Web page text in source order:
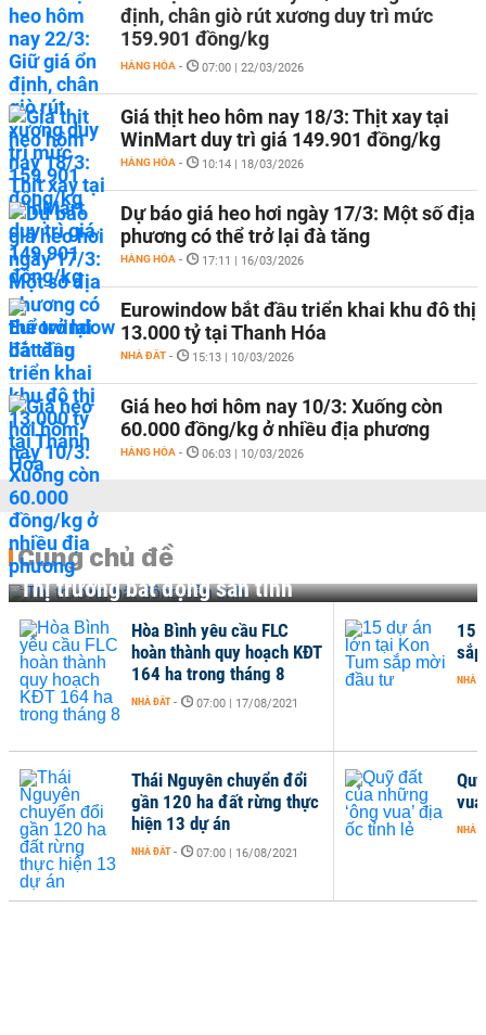
định, chân giò rút xương duy trì mức
159.901 đồng/kg
HÀNG HÓA - 07:00 | 22/03/2026
Giá thịt heo hôm nay 18/3: Thịt xay tại
WinMart duy trì giá 149.901 đồng/kg
HÀNG HÓA - 10:14 | 18/03/2026
Dự báo giá heo hơi ngày 17/3: Một số địa
phương có thể trở lại đà tăng
HÀNG HÓA - 17:11 | 16/03/2026
Eurowindow bắt đầu triển khai khu đô thị
13.000 tỷ tại Thanh Hóa
NHÀ ĐẤT - 15:13 | 10/03/2026
Giá heo hơi hôm nay 10/3: Xuống còn
60.000 đồng/kg ở nhiều địa phương
HÀNG HÓA - 06:03 | 10/03/2026
Cùng chủ đề
Thị trường bất động sản tỉnh
NHÀ
Hòa Bình yêu cầu FLC
hoàn thành quy hoạch KĐT
164 ha trong tháng 8
NHÀ ĐẤT - 07:00 | 17/08/2021
Thái Nguyên chuyển đổi
gần 120 ha đất rừng thực
hiện 13 dự án
NHÀ ĐẤT - 07:00 | 16/08/2021
15
NHÀ